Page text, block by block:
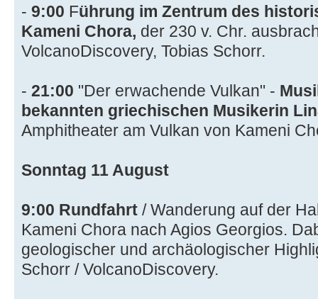
- 9:00 Führung im Zentrum des
Kameni Chora, der 230 v. Chr.
VolcanoDiscovery, Tobias Schorr.
- 21:00 "Der erwachende Vulkan" -
bekannten griechischen Musikerin
Amphitheater am Vulkan von Kameni
Sonntag 11 August
9:00 Rundfahrt / Wanderung auf der
Kameni Chora nach Agios Georgios.
geologischer und archäologischer
Schorr / VolcanoDiscovery.